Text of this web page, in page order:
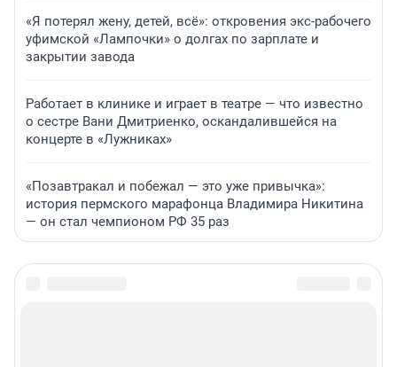
«Я потерял жену, детей, всё»: откровения экс-рабочего
уфимской «Лампочки» о долгах по зарплате и
закрытии завода
Работает в клинике и играет в театре — что известно
о сестре Вани Дмитриенко, оскандалившейся на
концерте в «Лужниках»
«Позавтракал и побежал — это уже привычка»:
история пермского марафонца Владимира Никитина
— он стал чемпионом РФ 35 раз